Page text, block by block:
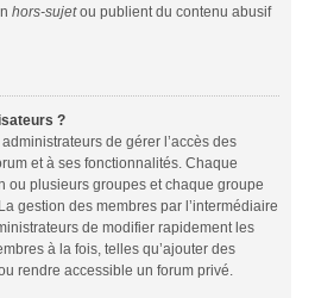
hors-sujetou publient du contenu abusif
?
de gérer l’accès des
et à ses fonctionnalités. Chaque
ou plusieurs groupes et chaque groupe
gestion des membres par l’intermédiaire
de modifier rapidement les
à la fois, telles qu’ajouter des
rendre accessible un forum privé.